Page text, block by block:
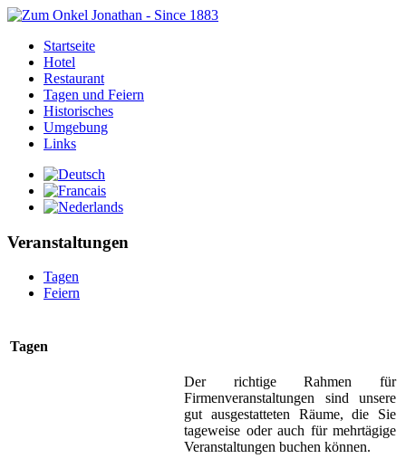
Startseite
Hotel
Restaurant
Tagen und Feiern
Historisches
Umgebung
Links
Veranstaltungen
Tagen
Feiern
Tagen
Der richtige Rahmen für
Firmenveranstaltungen sind unsere
gut ausgestatteten Räume, die Sie
tageweise oder auch für mehrtägige
Veranstaltungen buchen können.